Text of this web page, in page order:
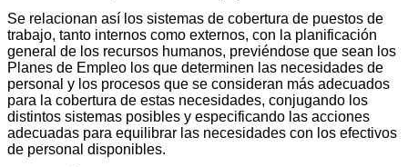
Se relacionan así los sistemas de cobertura de puestos de
trabajo, tanto internos como externos, con la planificación
general de los recursos humanos, previéndose que sean los
Planes de Empleo los que determinen las necesidades de
personal y los procesos que se consideran más adecuados
para la cobertura de estas necesidades, conjugando los
distintos sistemas posibles y especificando las acciones
adecuadas para equilibrar las necesidades con los efectivos
de personal disponibles.